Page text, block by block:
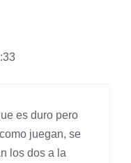
es duro pero
juegan, se
los dos a la